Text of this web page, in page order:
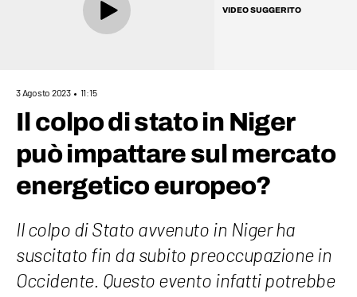
VIDEO SUGGERITO
3 Agosto 2023 11:15
Il colpo di stato in Niger
può impattare sul mercato
energetico europeo?
Il colpo di Stato avvenuto in Niger ha
suscitato fin da subito preoccupazione in
Occidente. Questo evento infatti potrebbe